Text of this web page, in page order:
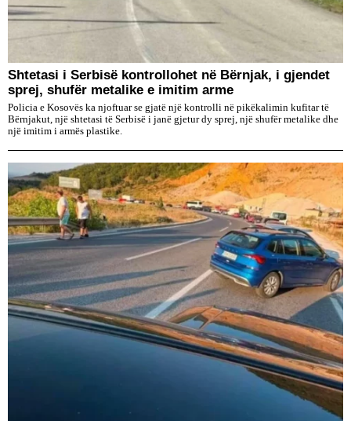
Shtetasi i Serbisë kontrollohet në Bërnjak, i gjendet
sprej, shufër metalike e imitim arme
Policia e Kosovës ka njoftuar se gjatë një kontrolli në pikëkalimin kufitar të
Bërnjakut, një shtetasi të Serbisë i janë gjetur dy sprej, një shufër metalike dhe
një imitim i armës plastike.